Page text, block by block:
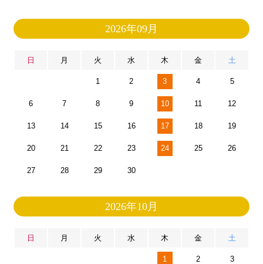
2026年09月
日 月 火 水 木 金 土
1 2 3 4 5
6 7 8 9 10 11 12
13 14 15 16 17 18 19
20 21 22 23 24 25 26
27 28 29 30
2026年10月
日 月 火 水 木 金 土
1 2 3